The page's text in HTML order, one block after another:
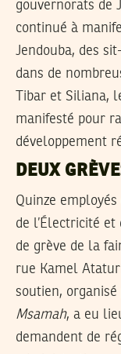
gouvernorats de
continué à
Jendouba, des
dans de
Tibar et Siliana,
manifesté pour
développement
DEUX
Quinze
de l’Électricité
de grève de la
rue Kamel
soutien,
Msamah, a eu
demandent de